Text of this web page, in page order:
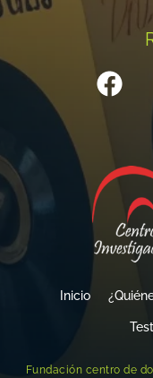
Inicio
Fundación centro de